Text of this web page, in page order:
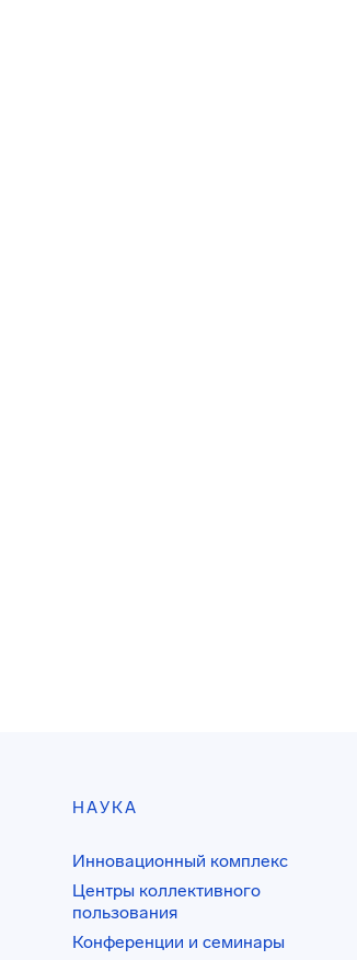
НАУКА
Инновационный комплекс
Центры коллективного
пользования
Конференции и семинары